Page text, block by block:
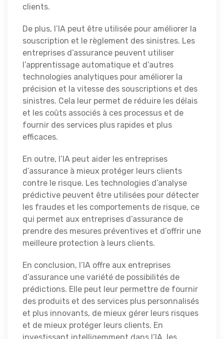
clients.
De plus, l’IA peut être utilisée pour améliorer la
souscription et le règlement des sinistres. Les
entreprises d’assurance peuvent utiliser
l’apprentissage automatique et d’autres
technologies analytiques pour améliorer la
précision et la vitesse des souscriptions et des
sinistres. Cela leur permet de réduire les délais
et les coûts associés à ces processus et de
fournir des services plus rapides et plus
efficaces.
En outre, l’IA peut aider les entreprises
d’assurance à mieux protéger leurs clients
contre le risque. Les technologies d’analyse
prédictive peuvent être utilisées pour détecter
les fraudes et les comportements de risque, ce
qui permet aux entreprises d’assurance de
prendre des mesures préventives et d’offrir une
meilleure protection à leurs clients.
En conclusion, l’IA offre aux entreprises
d’assurance une variété de possibilités de
prédictions. Elle peut leur permettre de fournir
des produits et des services plus personnalisés
et plus innovants, de mieux gérer leurs risques
et de mieux protéger leurs clients. En
investissant intelligemment dans l’IA, les